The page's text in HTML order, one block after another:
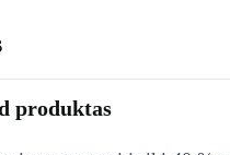
produktas